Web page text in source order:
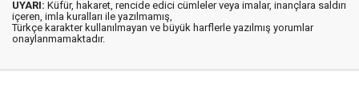
UYARI: Küfür, hakaret, rencide edici cümleler veya imalar, inançlara saldırı
içeren, imla kuralları ile yazılmamış,
Türkçe karakter kullanılmayan ve büyük harflerle yazılmış yorumlar
onaylanmamaktadır.